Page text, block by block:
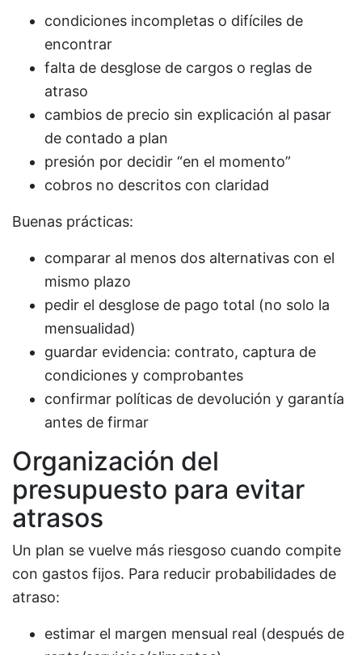
condiciones incompletas o difíciles de
encontrar
falta de desglose de cargos o reglas de
atraso
cambios de precio sin explicación al pasar
de contado a plan
presión por decidir “en el momento”
cobros no descritos con claridad
Buenas prácticas:
comparar al menos dos alternativas con el
mismo plazo
pedir el desglose de pago total (no solo la
mensualidad)
guardar evidencia: contrato, captura de
condiciones y comprobantes
confirmar políticas de devolución y garantía
antes de firmar
Organización del
presupuesto para evitar
atrasos
Un plan se vuelve más riesgoso cuando compite
con gastos fijos. Para reducir probabilidades de
atraso:
estimar el margen mensual real (después de